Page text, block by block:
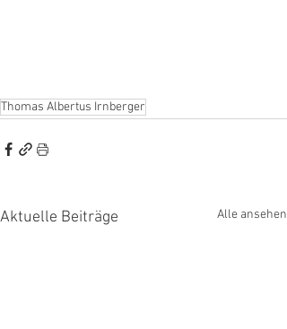
Thomas Albertus Irnberger
Aktuelle Beiträge Alle ansehen